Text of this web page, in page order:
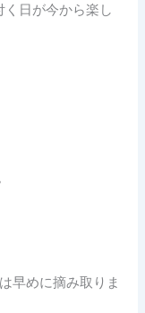
日が今から楽し
早めに摘み取りま